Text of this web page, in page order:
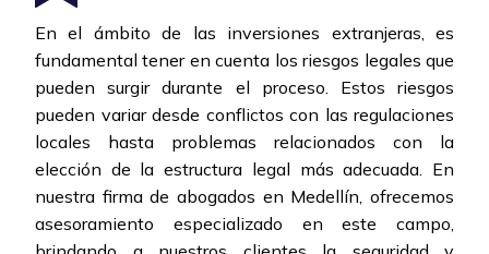
En el ámbito de las inversiones extranjeras, es
fundamental tener en cuenta los riesgos legales que
pueden surgir durante el proceso. Estos riesgos
pueden variar desde conflictos con las regulaciones
locales hasta problemas relacionados con la
elección de la estructura legal más adecuada. En
nuestra firma de abogados en Medellín, ofrecemos
asesoramiento especializado en este campo,